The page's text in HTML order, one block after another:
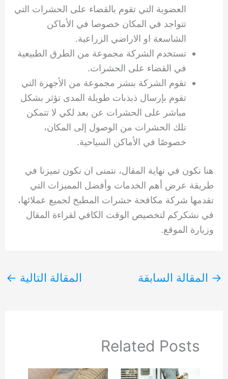
العضوية التي تقوم بالقضاء على الحشرات التي
تتواجد في المكان خصوصا في الأماكن
الشاسعة او الاراضي الزراعية.
تستخدم الشركة مجموعة من الطرق الطبيعية
في القضاء على الحشرات.
تقوم الشركة بنشر مجموعة من الأجهزة التي
تقوم بإرسال ذبذبات طويلة المدى تؤثر بشكل
مباشر على الحشرات عن بعد لكي لا تتمكن
تلك الحشرات من الوصول إلى المكان،
خصوصًا في الأماكن السياحية.
هنا نكون في نهاية المقال، نتمنى ان نكون تميزنا في
طريقة عرض أهم الخدمات وأفضل المميزات التي
تقدمها شركة مكافحة حشرات المطبخ لجميع عملائها،
في نشكركم لتخصيص الوقت الكافي لقراءة المقال
وزيارة الموقع.
→ المقالة السابقة المقالة التالية ←
Related Posts